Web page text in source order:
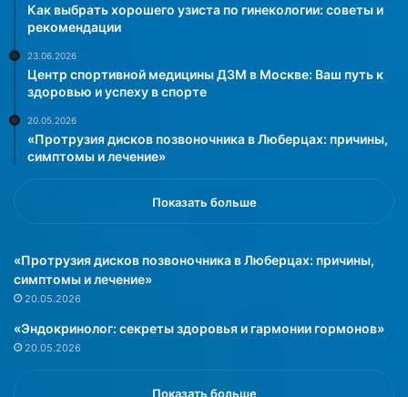
а
в
и
»
Как выбрать хорошего узиста по гинекологии: советы и
рекомендации
23.06.2026
Центр спортивной медицины ДЗМ в Москве: Ваш путь к
здоровью и успеху в спорте
20.05.2026
«Протрузия дисков позвоночника в Люберцах: причины,
симптомы и лечение»
Показать больше
«Протрузия дисков позвоночника в Люберцах: причины,
симптомы и лечение»
20.05.2026
«Эндокринолог: секреты здоровья и гармонии гормонов»
20.05.2026
Показать больше